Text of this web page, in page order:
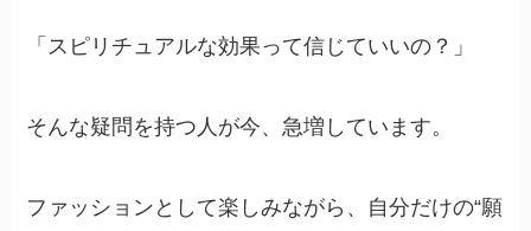
「スピリチュアルな効果って信じていいの？」
そんな疑問を持つ人が今、急増しています。
ファッションとして楽しみながら、自分だけの“願